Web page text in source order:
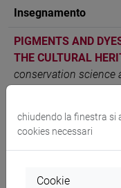
Insegnamento
PIGMENTS AND
THE CULTURAL
conservation science
chiudendo la finestra si
cookies necessari
Cookie